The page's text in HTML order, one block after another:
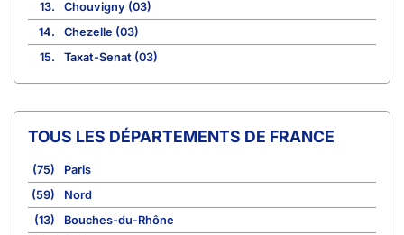
13.
Chouvigny (03)
14.
Chezelle (03)
15.
Taxat-Senat (03)
TOUS LES DÉPARTEMENTS DE FRANCE
(75)
Paris
(59)
Nord
(13)
Bouches-du-Rhône